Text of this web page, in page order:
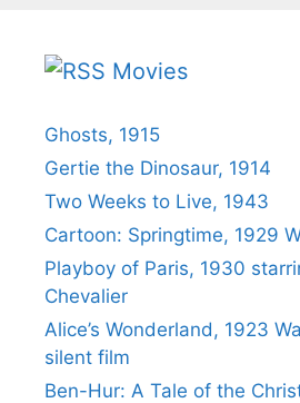
Movies
Ghosts, 1915
Gertie the Dinosaur, 1914
Two Weeks to Live, 1943
Cartoon: Springtime, 1929
Playboy of Paris, 1930
Chevalier
Alice’s Wonderland, 1923
silent film
Ben-Hur: A Tale of the